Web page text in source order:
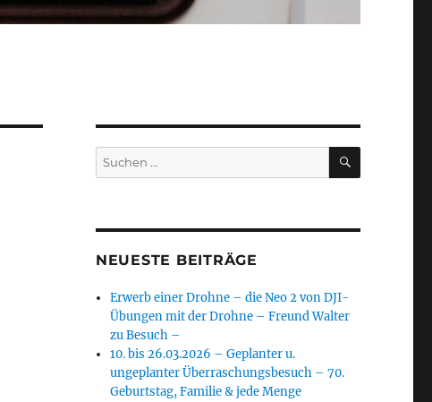
Suchen
nach:
SUCHEN
NEUESTE BEITRÄGE
Erwerb einer Drohne – die Neo 2 von DJI-
Übungen mit der Drohne – Freund Walter
zu Besuch –
10. bis 26.03.2026 – Geplanter u.
ungeplanter Überraschungsbesuch – 70.
Geburtstag, Familie & jede Menge